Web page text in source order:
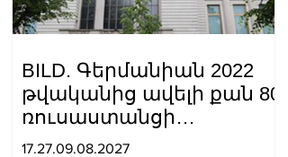
BILD. Գերմանիան 2022
թվականից ավելի քան 80
ռուսաստանցի
դիվանագետի է
17.27.09.08.2027